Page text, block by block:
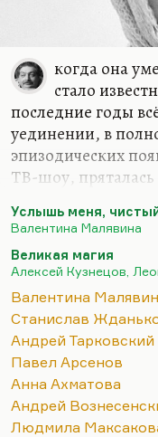
когда она
стало
последние годы
уединении, в
эпизодических
ТВ-шоу,
наперекосяк. Я
тема, которую он
участвовал в их
трагедия,
Вот какая штука. Я
тонкому льду, но
понимающей
откровенности.
называется…
Услышь меня,
Валентина Малявина
Великая магия
Алексей Кузнецов,
Валентина
Станислав
Андрей Тарковский
Павел Арсенов
Анна Ахматова
Андрей
Людмила